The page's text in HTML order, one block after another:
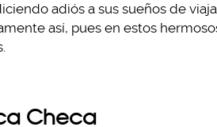
adiós a sus sueños de
así, pues en estos
Checa